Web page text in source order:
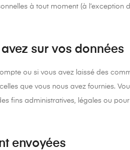
à tout moment (à
sur vos données
ou si vous avez laissé des
que vous nous avez fournies.
fins administratives, légales ou
envoyées